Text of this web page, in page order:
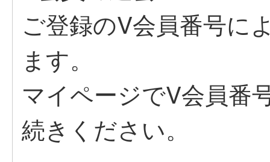
ご登録のV会員番号に
ます。
マイページでV会員番
続きください。